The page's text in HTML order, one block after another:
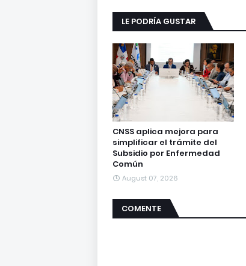
LE PODRÍA GUSTAR
CNSS aplica mejora para
simplificar el trámite del
Subsidio por Enfermedad
Común
August 07, 2026
COMENTE